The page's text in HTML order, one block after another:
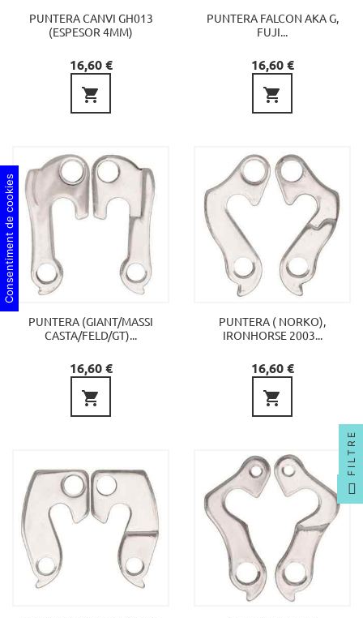
PUNTERA CANVI GH013
(ESPESOR 4MM)
Preu
16,60 €

PUNTERA FALCON AKA G,
FUJI...
Preu
16,60 €

PUNTERA (GIANT/MASSI
CASTA/FELD/GT)...
Preu
16,60 €

PUNTERA ( NORKO),
IRONHORSE 2003...
Preu
16,60 €

FILTRE
Consentiment de cookies